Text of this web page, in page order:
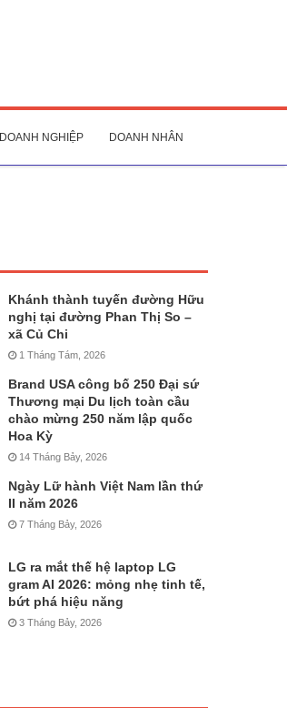
DOANH NGHIỆP DOANH NHÂN
Khánh thành tuyến đường Hữu
nghị tại đường Phan Thị So –
xã Củ Chi
1 Tháng Tám, 2026
Brand USA công bố 250 Đại sứ
Thương mại Du lịch toàn cầu
chào mừng 250 năm lập quốc
Hoa Kỳ
14 Tháng Bảy, 2026
Ngày Lữ hành Việt Nam lần thứ
II năm 2026
7 Tháng Bảy, 2026
LG ra mắt thế hệ laptop LG
gram AI 2026: mỏng nhẹ tinh tế,
bứt phá hiệu năng
3 Tháng Bảy, 2026